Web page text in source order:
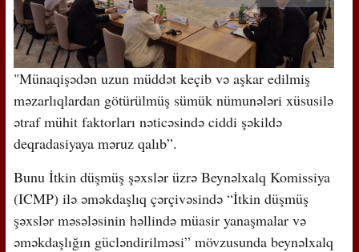
"Münaqişədən uzun müddət keçib və aşkar edilmiş
məzarlıqlardan götürülmüş sümük nümunələri xüsusilə
ətraf mühit faktorları nəticəsində ciddi şəkildə
deqradasiyaya məruz qalıb”.
Bunu İtkin düşmüş şəxslər üzrə Beynəlxalq Komissiya
(ICMP) ilə əməkdaşlıq çərçivəsində “İtkin düşmüş
şəxslər məsələsinin həllində müasir yanaşmalar və
əməkdaşlığın gücləndirilməsi” mövzusunda beynəlxalq